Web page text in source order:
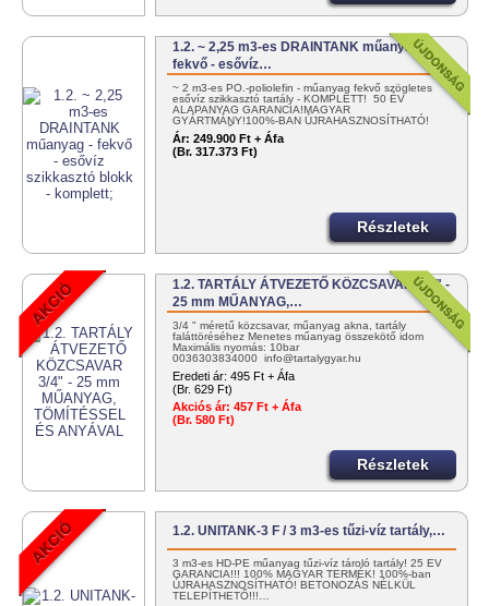
1.2. ~ 2,25 m3-es DRAINTANK műanyag -
fekvő - esővíz…
~ 2 m3-es PO.-poliolefin - műanyag fekvő szögletes
esővíz szikkasztó tartály - KOMPLETT! 50 ÉV
ALAPANYAG GARANCIA!MAGYAR
GYÁRTMÁNY!100%-BAN ÚJRAHASZNOSÍTHATÓ!
EGYSZERŰEN…
Ár: 249.900 Ft + Áfa
(Br. 317.373 Ft)
Részletek
1.2. TARTÁLY ÁTVEZETŐ KÖZCSAVAR 3/4" -
25 mm MŰANYAG,…
3/4 " méretű közcsavar, műanyag akna, tartály
faláttöréséhez Menetes műanyag összekötő idom
Maximális nyomás: 10bar
0036303834000 info@tartalygyar.hu
Eredeti ár: 495 Ft + Áfa
(Br. 629 Ft)
Akciós ár: 457 Ft + Áfa
(Br. 580 Ft)
Részletek
1.2. UNITANK-3 F / 3 m3-es tűzi-víz tartály,…
3 m3-es HD-PE műanyag tűzi-víz tároló tartály! 25 ÉV
GARANCIA!!! 100% MAGYAR TERMÉK! 100%-ban
ÚJRAHASZNOSÍTHATÓ! BETONOZÁS NÉLKÜL
TELEPÍTHETŐ!!!…